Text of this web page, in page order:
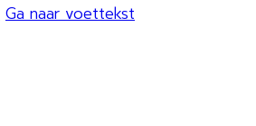
Ga naar voettekst